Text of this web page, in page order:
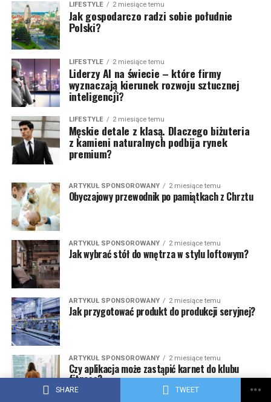
SHARE TWEET
LIFESTYLE 2 miesiące temu
Jak gospodarczo radzi sobie południe
Polski?
LIFESTYLE 2 miesiące temu
Liderzy AI na świecie – które firmy
wyznaczają kierunek rozwoju sztucznej
inteligencji?
LIFESTYLE 2 miesiące temu
Męskie detale z klasą. Dlaczego biżuteria
z kamieni naturalnych podbija rynek
premium?
ARTYKUŁ SPONSOROWANY 2 miesiące temu
Obyczajowy przewodnik po pamiątkach z Chrztu
ARTYKUŁ SPONSOROWANY 2 miesiące temu
Jak wybrać stół do wnętrza w stylu loftowym?
ARTYKUŁ SPONSOROWANY 2 miesiące temu
Jak przygotować produkt do produkcji seryjnej?
ARTYKUŁ SPONSOROWANY 2 miesiące temu
Czy aplikacja może zastąpić karnet do klubu
fitness?